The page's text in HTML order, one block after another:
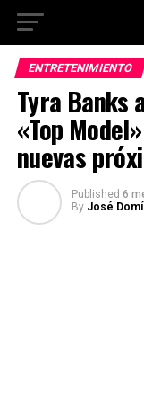
ENTRETENIMIENTO
Tyra Banks
«Top
nuevas
Published 6
By José